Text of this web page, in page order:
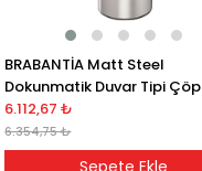
BRABANTİA Matt Steel
Dokunmatik Duvar Tipi Çöp
Kutusu 3L
6.112,67 ₺
6.354,75 ₺
Sepete Ekle